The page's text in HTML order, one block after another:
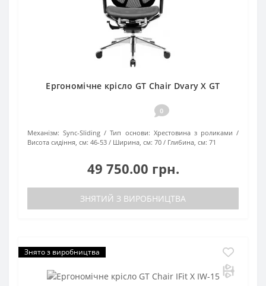
Ергономічне крісло GT Chair Dvary Х GT
0
Механізм: Sync-Sliding Тип основи: Хрестовина з роликами
Висота сидіння, см: 46-53 Ширина, см: 70 Глибина, см: 71
49 750.00 грн.
ЗНЯТИЙ З ВИРОБНИЦТВА
Знято з виробництва